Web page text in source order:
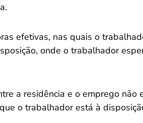
efetivas, nas quais o
onde o trabalhador
a residência e o emprego não
o trabalhador está à